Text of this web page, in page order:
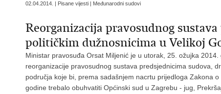
02.04.2014. | Pisane vijesti | Međunarodni sudovi
Reorganizacija pravosudnog
političkim dužnosnicima u Velikoj
Ministar pravosuđa Orsat Miljenić je u utorak, 25. ožujka
reorganizacije pravosudnog sustava predsjednicima sudova,
područja koje bi, prema sadašnjem nacrtu prijedloga Zakona
godine trebalo obuhvatiti Općinski sud u Zagrebu - jug,